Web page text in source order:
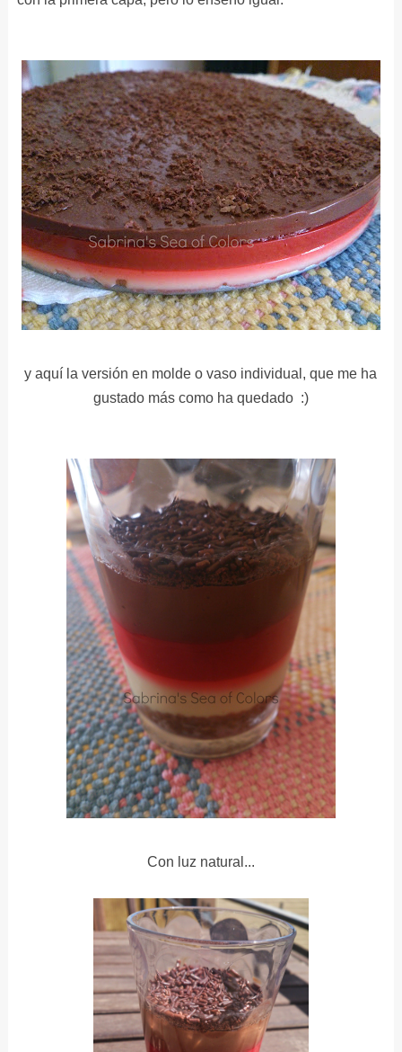
y aquí la versión en molde o vaso individual, que me ha
gustado más como ha quedado :)
Con luz natural...